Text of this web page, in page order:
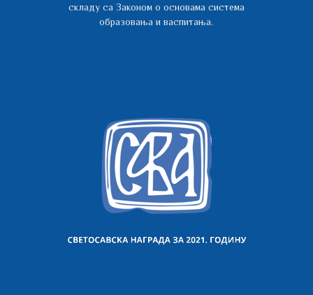
складу са Законом о основама система
образовања и васпитања.